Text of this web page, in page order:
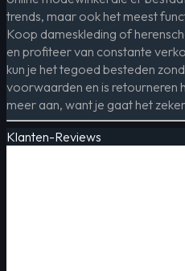
trends, maar ook het meest
Koop dameskleding of
en profiteer van constante
kun je het tegoed besteden
voorwaarden en is retourneren
meer aan, want je gaat het
Klanten-Reviews